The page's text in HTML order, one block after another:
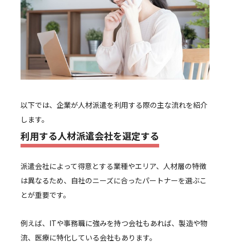
以下では、企業が人材派遣を利用する際の主な流れを紹介
します。
利用する人材派遣会社を選定する
派遣会社によって得意とする業種やエリア、人材層の特徴
は異なるため、自社のニーズに合ったパートナーを選ぶこ
とが重要です。
例えば、ITや事務職に強みを持つ会社もあれば、製造や物
流、医療に特化している会社もあります。